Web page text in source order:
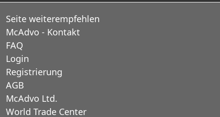
Seite weiterempfehlen
McAdvo - Kontakt
FAQ
Login
Registrierung
AGB
McAdvo Ltd.
World Trade Center